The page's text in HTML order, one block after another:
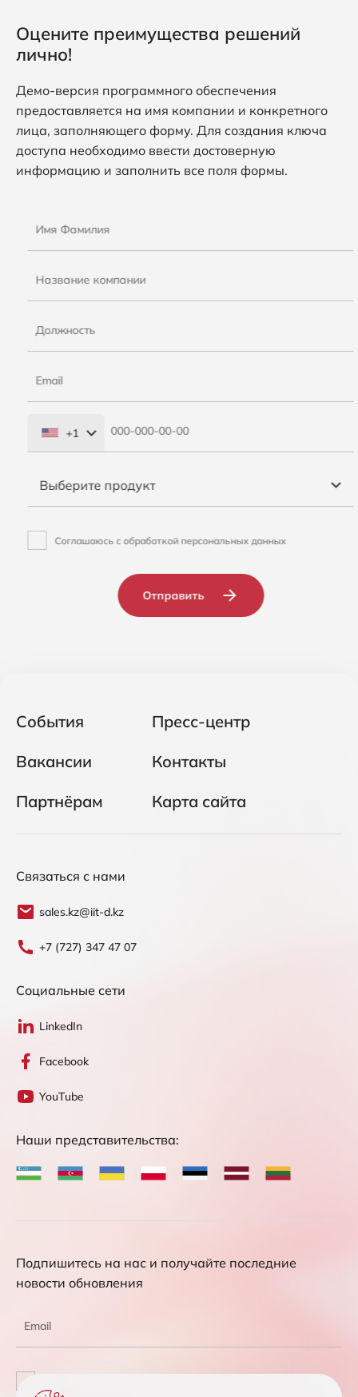
Оцените преимущества решений
лично!
Демо-версия программного обеспечения
предоставляется на имя компании и конкретного
лица, заполняющего форму. Для создания ключа
доступа необходимо ввести достоверную
информацию и заполнить все поля формы.
United
+1
+1
Выберите продукт
Соглашаюсь с обработкой персональных данных
Отправить
События
Пресс-центр
Вакансии
Контакты
Партнёрам
Карта сайта
Связаться с нами
sales.kz@iit-d.kz
+7 (727) 347 47 07
Наши представительства:
Социальные сети
LinkedIn
Facebook
YouTube
Подпишитесь на нас и получайте последние
новости обновления